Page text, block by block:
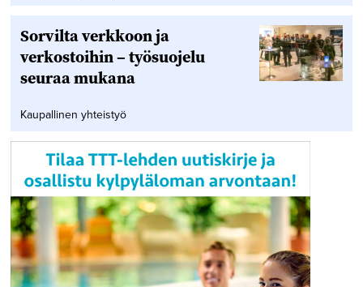
Sorvilta verkkoon ja
verkostoihin – työsuojelu
seuraa mukana
Kaupallinen yhteistyö